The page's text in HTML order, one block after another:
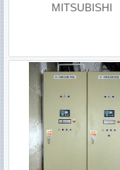
MITSUBISHI